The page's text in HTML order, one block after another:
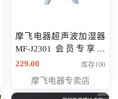
摩飞电器超声波加湿器
MF-J2301 会员专享价
168元
229.00 库存100
摩飞电器专卖店